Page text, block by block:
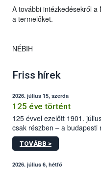
A további intézkedésekről a
a termelőket.
NÉBIH
Friss hírek
2026. július 15, szerda
125 éve történt
125 évvel ezelőtt 1901.
csak részben – a budapesti
állomás a Kis Rókus utca
tervezett új épületébe.
TOVÁBB >
2026. július 6, hétfő